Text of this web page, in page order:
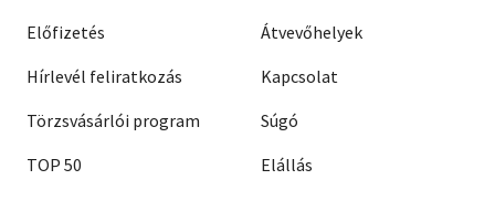
Előfizetés
Hírlevél feliratkozás
Törzsvásárlói program
TOP 50
Átvevőhelyek
Kapcsolat
Súgó
Elállás